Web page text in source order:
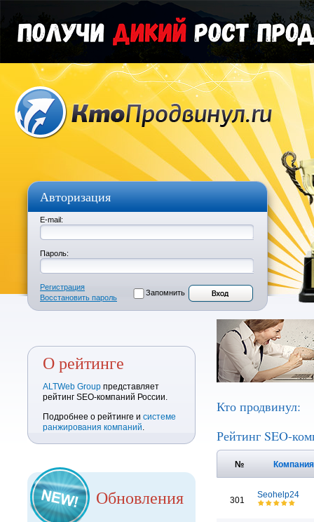
Авторизация
E-mail:
Пароль:
Регистрация
Восстановить пароль
Запомнить
О рейтинге
ALTWeb Group представляет
рейтинг SEO-компаний России.
Подробнее о рейтинге и системе
ранжирования компаний.
Обновления
Кто продвинул:
Рейтинг SEO-
№
301
Seohelp24